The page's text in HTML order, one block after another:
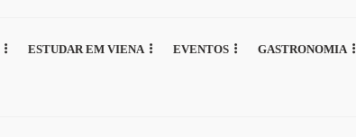
ESTUDAR EM VIENA EVENTOS GASTRONOMIA